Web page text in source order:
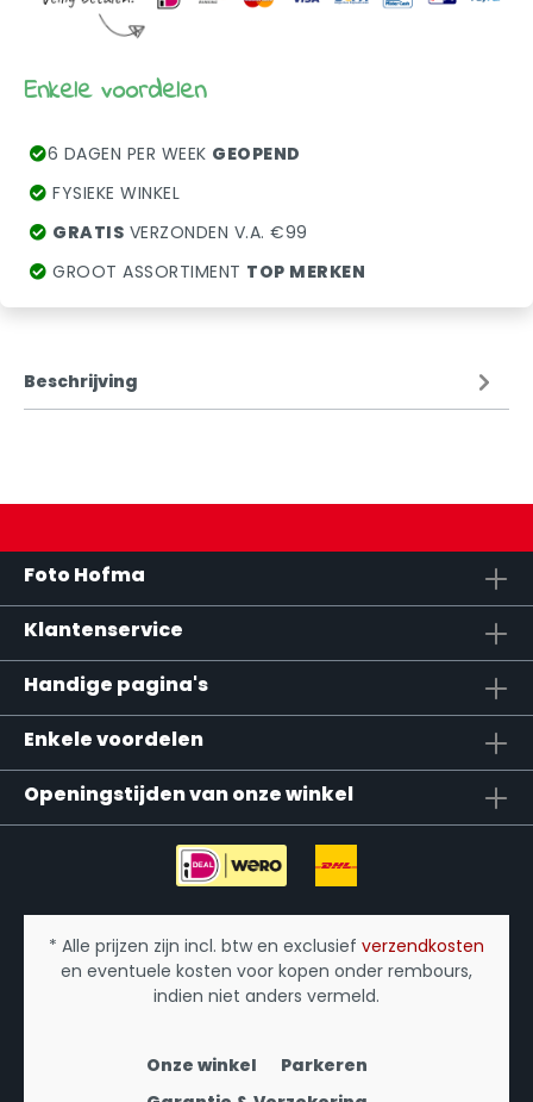
Enkele voordelen
6 DAGEN PER WEEK GEOPEND
FYSIEKE WINKEL
GRATIS VERZONDEN V.A. €99
GROOT ASSORTIMENT TOP MERKEN
Beschrijving
Foto Hofma
Klantenservice
Handige pagina's
Enkele voordelen
Openingstijden van onze winkel
* Alle prijzen zijn incl. btw en exclusief verzendkosten
en eventuele kosten voor kopen onder rembours,
indien niet anders vermeld.
Onze winkel
Parkeren